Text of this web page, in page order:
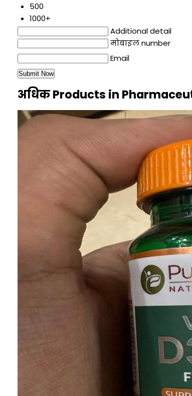
500
1000+
Additional detail
मोबाइल number
Email
अधिक Products in